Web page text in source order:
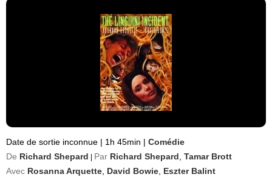
Date de sortie inconnue | 1h 45min | Comédie
De Richard Shepard Par Richard Shepard Tamar Brott
Avec Rosanna Arquette David Bowie Eszter Balint